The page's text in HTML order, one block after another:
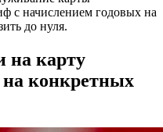
с начислением годовых на
до нуля.
на карту
конкретных